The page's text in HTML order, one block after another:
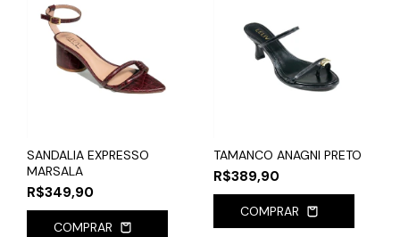
SANDALIA EXPRESSO
MARSALA
R$349,90
COMPRAR
TAMANCO ANAGNI PRETO
R$389,90
COMPRAR